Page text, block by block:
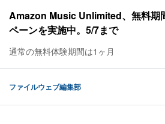
Amazon Music Unlimited、無料期
ペーンを実施中。5/7まで
通常の無料体験期間は1ヶ月
ファイルウェブ編集部